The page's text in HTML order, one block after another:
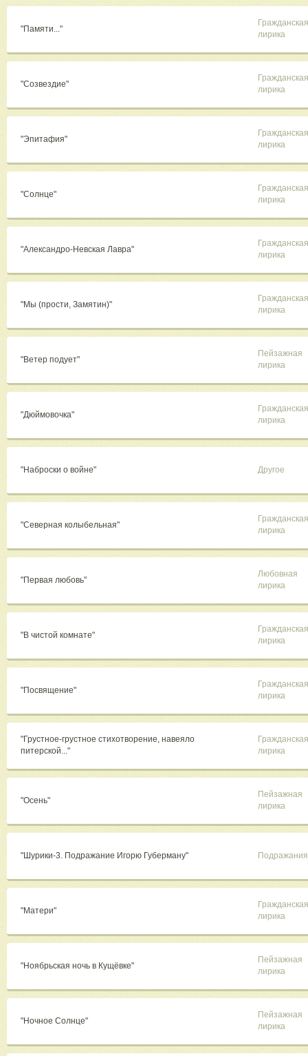
"Памяти..."
Гражданская
лирика
"Созвездие"
Гражданская
лирика
"Эпитафия"
Гражданская
лирика
"Солнце"
Гражданская
лирика
"Александро-Невская Лавра"
Гражданская
лирика
"Мы (прости, Замятин)"
Гражданская
лирика
"Ветер подует"
Пейзажная
лирика
"Дюймовочка"
Гражданская
лирика
"Наброски о войне" Другое
"Северная колыбельная"
Гражданская
лирика
"Первая любовь"
Любовная
лирика
"В чистой комнате"
Гражданская
лирика
"Посвящение"
Гражданская
лирика
"Грустное-грустное стихотворение, навеяло
питерской..."
Гражданская
лирика
"Осень"
Пейзажная
лирика
"Шурики-3. Подражание Игорю Губерману" Подражания
"Матери"
Гражданская
лирика
"Ноябрьская ночь в Кущёвке"
Пейзажная
лирика
"Ночное Солнце"
Пейзажная
лирика